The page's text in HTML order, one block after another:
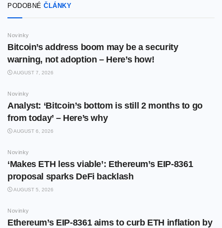
PODOBNÉ ČLÁNKY
Novinky
Bitcoin’s address boom may be a security
warning, not adoption – Here’s how!
AUGUST 7, 2026
Novinky
Analyst: ‘Bitcoin’s bottom is still 2 months to go
from today’ – Here’s why
AUGUST 6, 2026
Novinky
‘Makes ETH less viable’: Ethereum’s EIP-8361
proposal sparks DeFi backlash
AUGUST 5, 2026
Novinky
Ethereum’s EIP-8361 aims to curb ETH inflation by